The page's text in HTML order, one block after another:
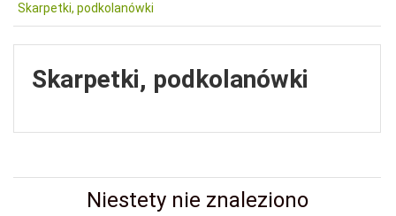
Skarpetki, podkolanówki
Skarpetki, podkolanówki
Niestety nie znaleziono